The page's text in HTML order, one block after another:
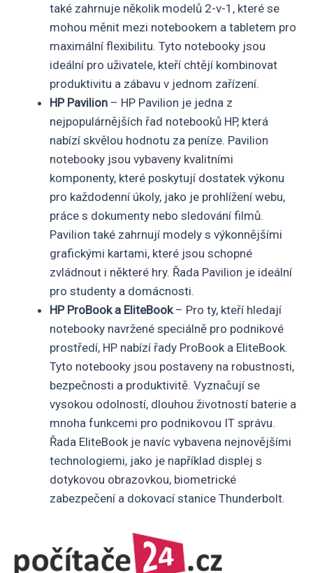
také zahrnuje několik modelů 2-v-1, které se
mohou měnit mezi notebookem a tabletem pro
maximální flexibilitu. Tyto notebooky jsou
ideální pro uživatele, kteří chtějí kombinovat
produktivitu a zábavu v jednom zařízení.
HP Pavilion – HP Pavilion je jedna z
nejpopulárnějších řad notebooků HP, která
nabízí skvělou hodnotu za peníze. Pavilion
notebooky jsou vybaveny kvalitními
komponenty, které poskytují dostatek výkonu
pro každodenní úkoly, jako je prohlížení webu,
práce s dokumenty nebo sledování filmů.
Pavilion také zahrnují modely s výkonnějšími
grafickými kartami, které jsou schopné
zvládnout i některé hry. Řada Pavilion je ideální
pro studenty a domácnosti.
HP ProBook a EliteBook– Pro ty, kteří hledají
notebooky navržené speciálně pro podnikové
prostředí, HP nabízí řady ProBook a EliteBook.
Tyto notebooky jsou postaveny na robustnosti,
bezpečnosti a produktivitě. Vyznačují se
vysokou odolností, dlouhou životností baterie a
mnoha funkcemi pro podnikovou IT správu.
Řada EliteBook je navíc vybavena nejnovějšími
technologiemi, jako je například displej s
dotykovou obrazovkou, biometrické
zabezpečení a dokovací stanice Thunderbolt.